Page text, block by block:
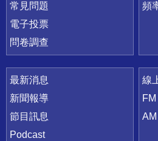
常見問題
電子投票
問卷調查
頻
最新消息
新聞報導
節目訊息
Podcast
線
FM
AM